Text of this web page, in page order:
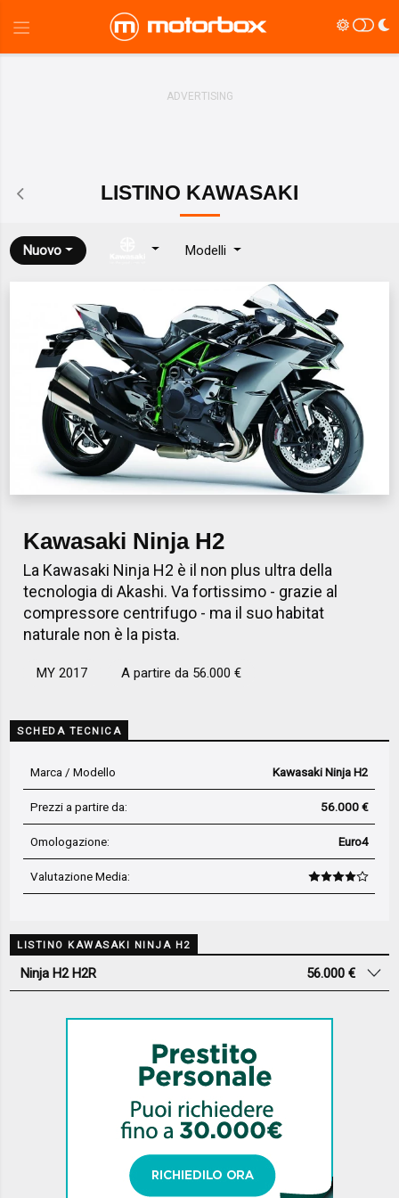
LISTINO KAWASAKI
Nuovo Modelli
Kawasaki Ninja H2
La Kawasaki Ninja H2 è il non plus ultra della
tecnologia di Akashi. Va fortissimo - grazie al
compressore centrifugo - ma il suo habitat
naturale non è la pista.
MY 2017 A partire da 56.000 €
SCHEDA TECNICA
Marca / Modello Kawasaki Ninja H2
Prezzi a partire da: 56.000 €
Omologazione: Euro4
Valutazione Media:
LISTINO KAWASAKI NINJA H2
Ninja H2 H2R 56.000 €